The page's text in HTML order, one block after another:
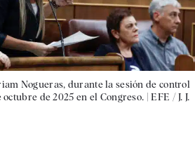
Nogueras, durante la sesión de control
octubre de 2025 en el Congreso. |EFE / J. J.